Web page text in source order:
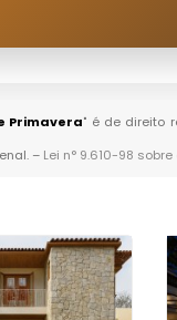
Primavera" é de direito
– Lei n° 9.610-98